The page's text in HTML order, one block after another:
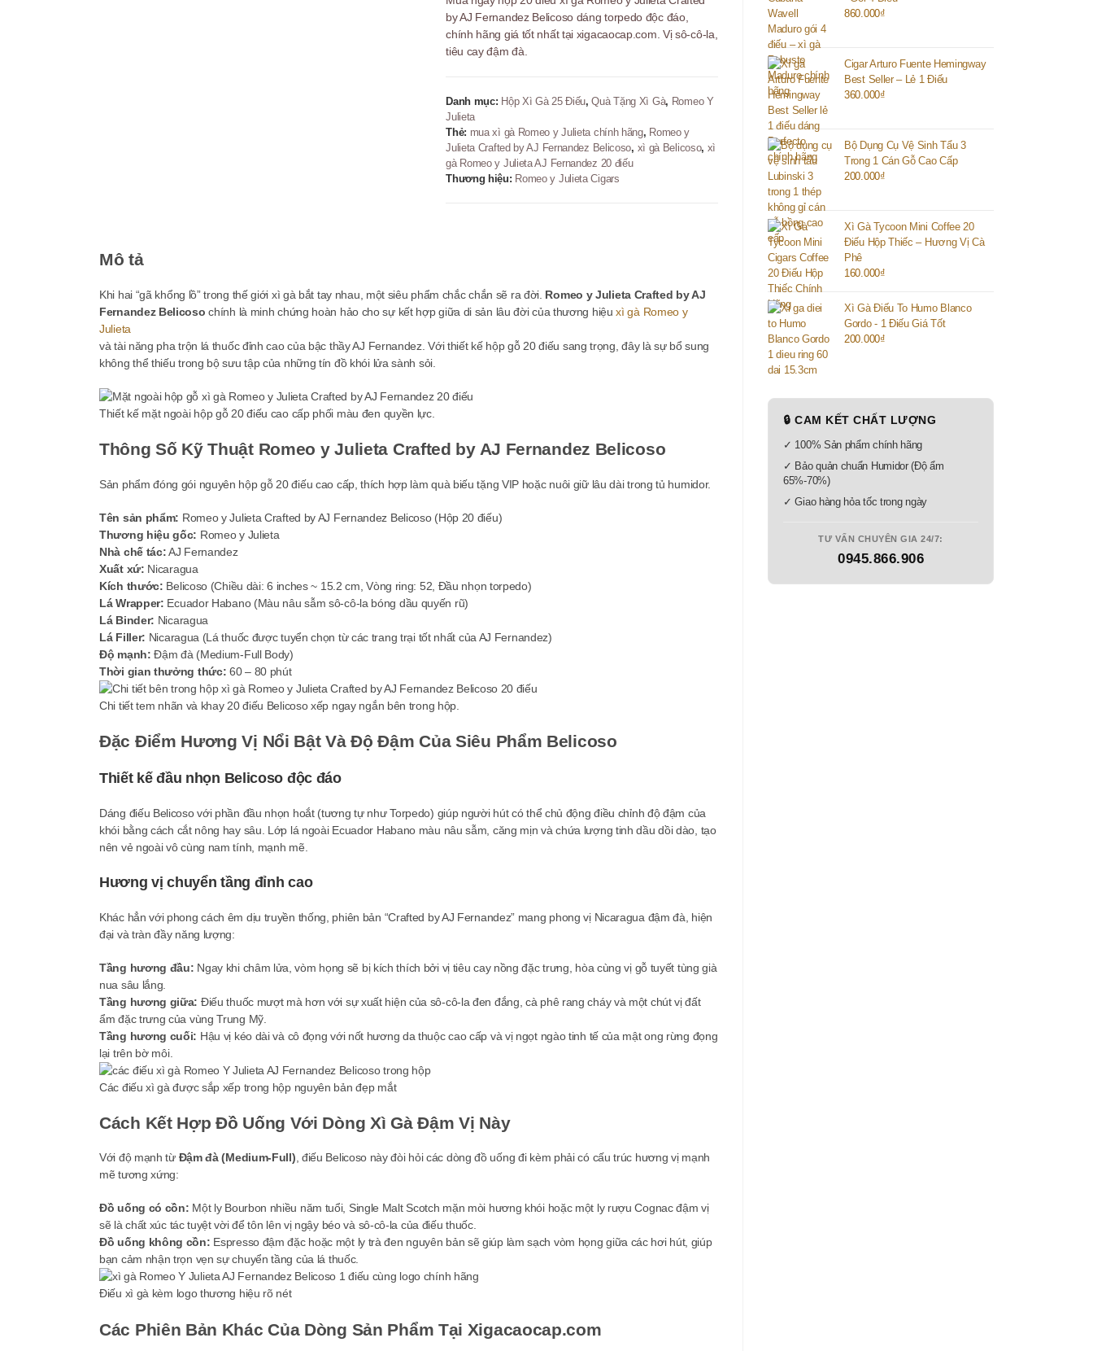
Crafted
by
AJ
-
20
Điếu
số
lượng
by AJ Fernandez Belicoso dáng torpedo độc đáo,
chính hãng giá tốt nhất tại xigacaocap.com. Vị sô-cô-la,
tiêu cay đậm đà.
Danh mục: Hộp Xì Gà 25 Điếu,Quà Tặng Xì Gà, Romeo Y
Julieta
Thẻ: mua xì gà Romeo y Julieta chính hãng, Romeo y
Julieta Crafted by AJ Fernandez Belicoso, xì gà Belicoso, xì
gà Romeo y Julieta AJ Fernandez 20 điếu
Thương hiệu: Romeo y Julieta Cigars
Mô tả
Khi hai “gã khổng lồ” trong thế giới xì gà bắt tay nhau, một siêu phẩm chắc chắn sẽ ra đời. Romeo y Julieta Crafted by AJ
Fernandez Belicoso chính là minh chứng hoàn hảo cho sự kết hợp giữa di sản lâu đời của thương hiệuxì gà Romeo y
Julieta
và tài năng pha trộn lá thuốc đỉnh cao của bậc thầy AJ Fernandez. Với thiết kế hộp gỗ 20 điếu sang trọng, đây là sự bổ sung
không thể thiếu trong bộ sưu tập của những tín đồ khói lửa sành sỏi.
Thiết kế mặt ngoài hộp gỗ 20 điếu cao cấp phối màu đen quyền lực.
Thông Số Kỹ Thuật Romeo y Julieta Crafted by AJ Fernandez Belicoso
Sản phẩm đóng gói nguyên hộp gỗ 20 điếu cao cấp, thích hợp làm quà biếu tặng VIP hoặc nuôi giữ lâu dài trong tủ humidor.
Tên sản phẩm: Romeo y Julieta Crafted by AJ Fernandez Belicoso (Hộp 20 điếu)
Thương hiệu gốc: Romeo y Julieta
Nhà chế tác:AJ Fernandez
Xuất xứ: Nicaragua
Kích thước: Belicoso (Chiều dài: 6 inches ~ 15.2 cm, Vòng ring: 52, Đầu nhọn torpedo)
Lá Wrapper: Ecuador Habano (Màu nâu sẫm sô-cô-la bóng dầu quyến rũ)
Lá Binder: Nicaragua
Lá Filler: Nicaragua (Lá thuốc được tuyển chọn từ các trang trại tốt nhất của AJ Fernandez)
Độ mạnh: Đậm đà (Medium-Full Body)
Thời gian thưởng thức: 60 – 80 phút
Chi tiết tem nhãn và khay 20 điếu Belicoso xếp ngay ngắn bên trong hộp.
Đặc Điểm Hương Vị Nổi Bật Và Độ Đậm Của Siêu Phẩm Belicoso
Thiết kế đầu nhọn Belicoso độc đáo
Dáng điếu Belicoso với phần đầu nhọn hoắt (tương tự như Torpedo) giúp người hút có thể chủ động điều chỉnh độ đậm của
khói bằng cách cắt nông hay sâu. Lớp lá ngoài Ecuador Habano màu nâu sẫm, căng mịn và chứa lượng tinh dầu dồi dào, tạo
nên vẻ ngoài vô cùng nam tính, mạnh mẽ.
Hương vị chuyển tầng đỉnh cao
Khác hẳn với phong cách êm dịu truyền thống, phiên bản “Crafted by AJ Fernandez” mang phong vị Nicaragua đậm đà, hiện
đại và tràn đầy năng lượng:
Tầng hương đầu: Ngay khi châm lửa, vòm họng sẽ bị kích thích bởi vị tiêu cay nồng đặc trưng, hòa cùng vị gỗ tuyết tùng già
nua sâu lắng.
Tầng hương giữa: Điếu thuốc mượt mà hơn với sự xuất hiện của sô-cô-la đen đắng, cà phê rang cháy và một chút vị đất
ẩm đặc trưng của vùng Trung Mỹ.
Tầng hương cuối: Hậu vị kéo dài và cô đọng với nốt hương da thuộc cao cấp và vị ngọt ngào tinh tế của mật ong rừng đọng
lại trên bờ môi.
Các điếu xì gà được sắp xếp trong hộp nguyên bản đẹp mắt
Cách Kết Hợp Đồ Uống Với Dòng Xì Gà Đậm Vị Này
Với độ mạnh từ Đậm đà (Medium-Full), điếu Belicoso này đòi hỏi các dòng đồ uống đi kèm phải có cấu trúc hương vị mạnh
mẽ tương xứng:
Đồ uống có cồn: Một ly Bourbon nhiều năm tuổi, Single Malt Scotch mặn mòi hương khói hoặc một ly rượu Cognac đậm vị
sẽ là chất xúc tác tuyệt vời để tôn lên vị ngậy béo và sô-cô-la của điếu thuốc.
Đồ uống không cồn: Espresso đậm đặc hoặc một ly trà đen nguyên bản sẽ giúp làm sạch vòm họng giữa các hơi hút, giúp
bạn cảm nhận trọn vẹn sự chuyển tầng của lá thuốc.
Điếu xì gà kèm logo thương hiệu rõ nét
Các Phiên Bản Khác Của Dòng Sản Phẩm Tại Xigacaocap.com
860.000₫
Cigar Arturo Fuente Hemingway
Best Seller – Lẻ 1 Điếu
360.000₫
Bộ Dụng Cụ Vệ Sinh Tẩu 3
Trong 1 Cán Gỗ Cao Cấp
200.000₫
Xì Gà Tycoon Mini Coffee 20
Điếu Hộp Thiếc – Hương Vị Cà
Phê
160.000₫
Xì Gà Điếu To Humo Blanco
Gordo - 1 Điếu Giá Tốt
200.000₫
🔒 CAM KẾT CHẤT LƯỢNG
✓ 100% Sản phẩm chính hãng
✓ Bảo quản chuẩn Humidor (Độ ẩm
65%-70%)
✓ Giao hàng hỏa tốc trong ngày
TƯ VẤN CHUYÊN GIA 24/7:
0945.866.906